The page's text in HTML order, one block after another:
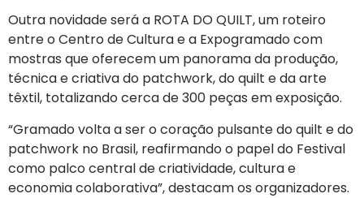
Outra novidade será a ROTA DO QUILT, um roteiro
entre o Centro de Cultura e a Expogramado com
mostras que oferecem um panorama da produção,
técnica e criativa do patchwork, do quilt e da arte
têxtil, totalizando cerca de 300 peças em exposição.
“Gramado volta a ser o coração pulsante do quilt e do
patchwork no Brasil, reafirmando o papel do Festival
como palco central de criatividade, cultura e
economia colaborativa”, destacam os organizadores.